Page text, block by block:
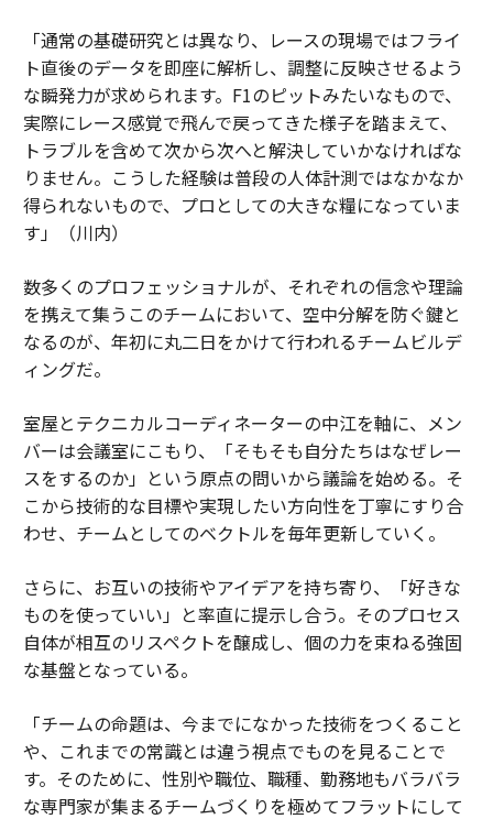
「通常の基礎研究とは異なり、レースの現場ではフライ
ト直後のデータを即座に解析し、調整に反映させるよう
な瞬発力が求められます。F1のピットみたいなもので、
実際にレース感覚で飛んで戻ってきた様子を踏まえて、
トラブルを含めて次から次へと解決していかなければな
りません。こうした経験は普段の人体計測ではなかなか
得られないもので、プロとしての大きな糧になっていま
す」（川内）
数多くのプロフェッショナルが、それぞれの信念や理論
を携えて集うこのチームにおいて、空中分解を防ぐ鍵と
なるのが、年初に丸二日をかけて行われるチームビルデ
ィングだ。
室屋とテクニカルコーディネーターの中江を軸に、メン
バーは会議室にこもり、「そもそも自分たちはなぜレー
スをするのか」という原点の問いから議論を始める。そ
こから技術的な目標や実現したい方向性を丁寧にすり合
わせ、チームとしてのベクトルを毎年更新していく。
さらに、お互いの技術やアイデアを持ち寄り、「好きな
ものを使っていい」と率直に提示し合う。そのプロセス
自体が相互のリスペクトを醸成し、個の力を束ねる強固
な基盤となっている。
「チームの命題は、今までになかった技術をつくること
や、これまでの常識とは違う視点でものを見ることで
す。そのために、性別や職位、職種、勤務地もバラバラ
な専門家が集まるチームづくりを極めてフラットにして